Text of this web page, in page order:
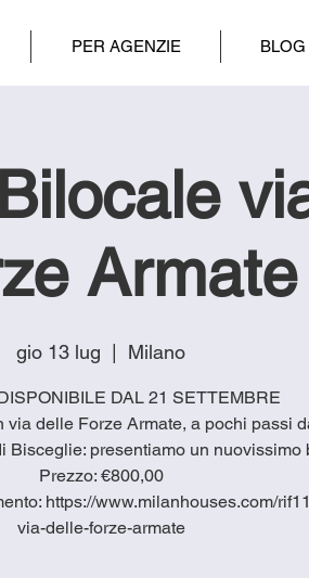
PER AGENZIE BLOG
Armate
gio 13 lug
  |
Milano
DAL 21 SETTEMBRE
via delle Forze Armate, a pochi passi
Bisceglie: presentiamo un nuovissimo
Prezzo: €800,00
https://www.milanhouses.com/
via-delle-forze-armate